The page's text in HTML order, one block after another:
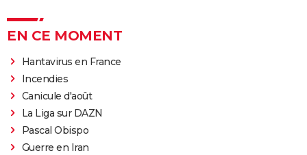
EN CE MOMENT
Hantavirus en France
Incendies
Canicule d'août
La Liga sur DAZN
Pascal Obispo
Guerre en Iran